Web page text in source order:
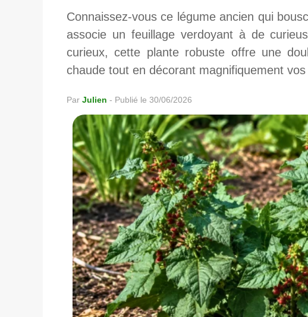
Connaissez-vous ce légume ancien qui
associe un feuillage verdoyant à de
curieux, cette plante robuste offre une
chaude tout en décorant magnifiquement
Par Julien - Publié le 30/06/2026